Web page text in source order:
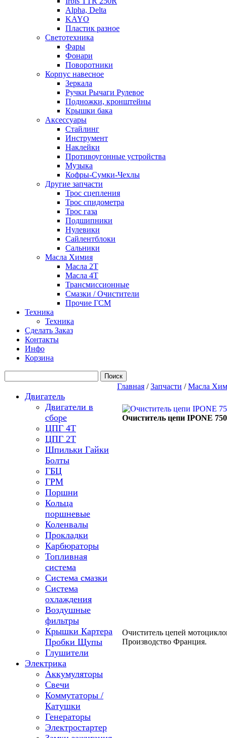
Alpha, Delta
KAYO
Пластик разное
Светотехника
Фары
Фонари
Поворотники
Корпус навесное
Зеркала
Ручки Рычаги Рулевое
Подножки, кронштейны
Крышки бака
Аксессуары
Стайлинг
Инструмент
Наклейки
Противоугонные устройства
Музыка
Кофры-Сумки-Чехлы
Другие запчасти
Трос сцепления
Трос спидометра
Трос газа
Подшипники
Нулевики
Сайлентблоки
Сальники
Масла Химия
Масла 2Т
Масла 4Т
Трансмиссионные
Смазки / Очистители
Прочие ГСМ
Техника
Техника
Сделать Заказ
Контакты
Инфо
Корзина
Двигатель
Двигатели в
сборе
ЦПГ 4Т
ЦПГ 2Т
Шпильки Гайки
Болты
ГБЦ
ГРМ
Поршни
Кольца
поршневые
Коленвалы
Прокладки
Карбюраторы
Топливная
система
Система смазки
Система
охлаждения
Воздушные
фильтры
Крышки Картера
Пробки Щупы
Глушители
Электрика
Аккумуляторы
Свечи
Коммутаторы /
Катушки
Генераторы
Электростартер
Главная /Запчасти /Масла
Очиститель цепи IPONE
Очиститель цепей
Производство Франция.